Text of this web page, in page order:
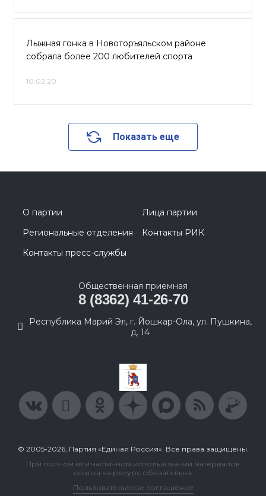
Лыжная гонка в Новоторъяльском районе
собрала более 200 любителей спорта
10.02.20
Показать еще
О партии
Лица партии
Региональные отделения
Контакты РИК
Контакты пресс-службы
Общественная приемная
8 (8362) 41-26-70
Республика Марий Эл, г. Йошкар-Ола, ул. Пушкина,
д. 14
© 2005-2026, Партия «Единая Россия». Все права защищены.
При полном или частичном использовании материалов
ссылка на ресурс обязательна.
Пользовательское соглашение